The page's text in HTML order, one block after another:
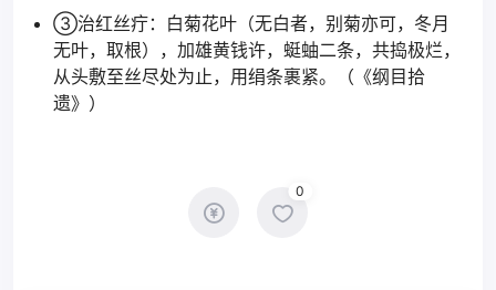
③治红丝疔：白菊花叶（无白者，别菊亦可，冬月
无叶，取根），加雄黄钱许，蜓蚰二条，共捣极烂，
从头敷至丝尽处为止，用绢条裹紧。（《纲目拾
遗》）
0